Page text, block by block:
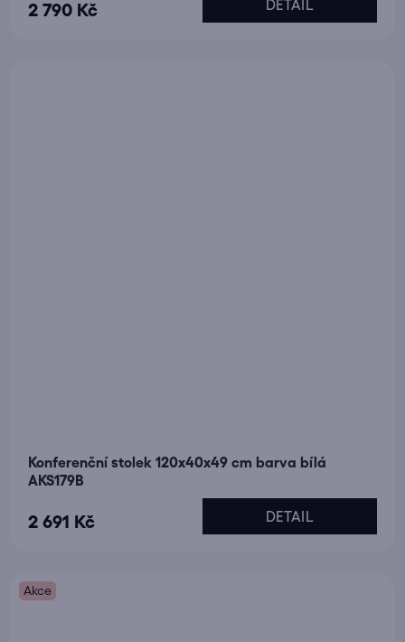
2 790 Kč
DETAIL
Konferenční stolek 120x40x49 cm barva bílá
AKS179B
2 691 Kč DETAIL
Akce